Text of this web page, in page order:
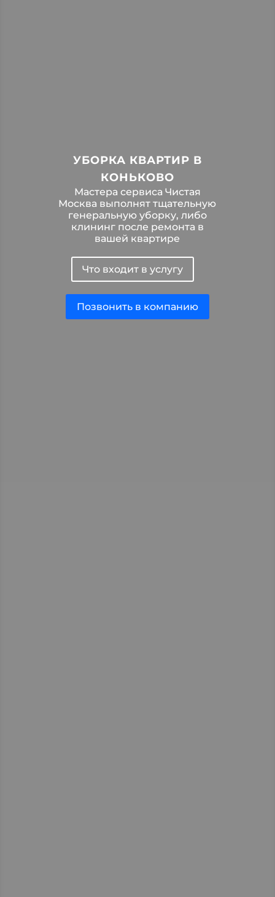
УБОРКА КВАРТИР В
КОНЬКОВО
Мастера сервиса Чистая
Москва выполнят тщательную
генеральную уборку, либо
клининг после ремонта в
вашей квартире
Что входит в услугу
Позвонить в компанию